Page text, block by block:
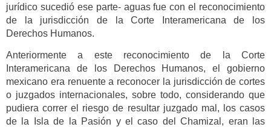
jurídico sucedió ese parte- aguas fue con el reconocimiento
de la jurisdicción de la Corte Interamericana de los
Derechos Humanos.
Anteriormente a este reconocimiento de la Corte
Interamericana de los Derechos Humanos, el gobierno
mexicano era renuente a reconocer la jurisdicción de cortes
o juzgados internacionales, sobre todo, considerando que
pudiera correr el riesgo de resultar juzgado mal, los casos
de la Isla de la Pasión y el caso del Chamizal, eran las